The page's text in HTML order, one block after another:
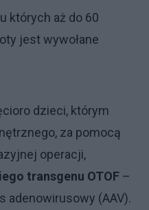
których aż do 60
jest wywołane
dzieci, którym
za pomocą
operacji,
transgenu OTOF –
adenowirusowy (AAV).